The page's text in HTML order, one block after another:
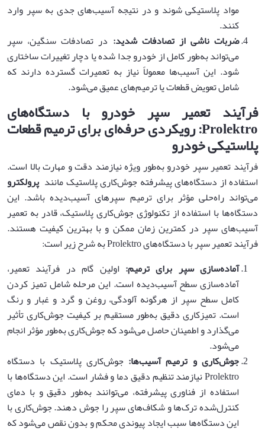
مواد پلاستیکی شوند و در نتیجه آسیب‌های جدی به سپر وارد
کنند.
ضربات ناشی از تصادفات شدید: در تصادفات سنگین، سپر
می‌تواند به‌طور کامل از خودرو جدا شده یا دچار تغییرات ساختاری
شود. این آسیب‌ها معمولاً نیاز به تعمیرات گسترده دارند که
شامل تعویض قطعات یا ترمیم‌های عمیق می‌شود.
فرآیند تعمیر سپر خودرو با دستگاه‌های
Prolektro: رویکردی حرفه‌ای برای ترمیم قطعات
پلاستیکی خودرو
فرآیند تعمیر سپر خودرو به‌طور ویژه نیازمند دقت و مهارت بالا است.
استفاده از دستگاه‌های پیشرفته جوش‌کاری پلاستیک مانندپرولکترو
می‌تواند راه‌حلی مؤثر برای ترمیم سپرهای آسیب‌دیده باشد. این
دستگاه‌ها با استفاده از تکنولوژی جوش‌کاری پلاستیک، قادر به تعمیر
آسیب‌های سپر در کمترین زمان ممکن و با بهترین کیفیت هستند.
فرآیند تعمیر سپر با دستگاه‌های Prolektro به شرح زیر است:
آماده‌سازی سپر برای ترمیم: اولین گام در فرآیند تعمیر،
آماده‌سازی سطح آسیب‌دیده است. این مرحله شامل تمیز کردن
کامل سطح سپر از هرگونه آلودگی، روغن و گرد و غبار و رنگ
است. تمیزکاری دقیق به‌طور مستقیم بر کیفیت جوش‌کاری تأثیر
می‌گذارد و اطمینان حاصل می‌شود که جوش‌کاری به‌طور مؤثر انجام
می‌شود.
جوش‌کاری و ترمیم آسیب‌ها: جوش‌کاری پلاستیک با دستگاه
Prolektro نیازمند تنظیم دقیق دما و فشار است. این دستگاه‌ها با
استفاده از فناوری پیشرفته، می‌توانند به‌طور دقیق و با دمای
کنترل‌شده ترک‌ها و شکاف‌های سپر را جوش دهند. جوش‌کاری با
این دستگاه‌ها سبب ایجاد پیوندی محکم و بدون نقص می‌شود که